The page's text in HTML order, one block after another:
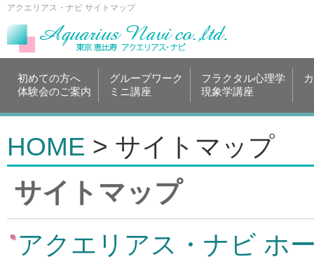
アクエリアス・ナビ サイトマップ
初めての方へ
体験会のご案内
グループワーク
ミニ講座
フラクタル心理学
現象学講座
HOME > サイトマップ
サイトマップ
アクエリアス・ナビ ホ